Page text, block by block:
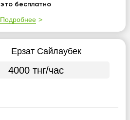
это бесплатно
Подробнее
Ерзат Сайлаубек
4000 тнг/час